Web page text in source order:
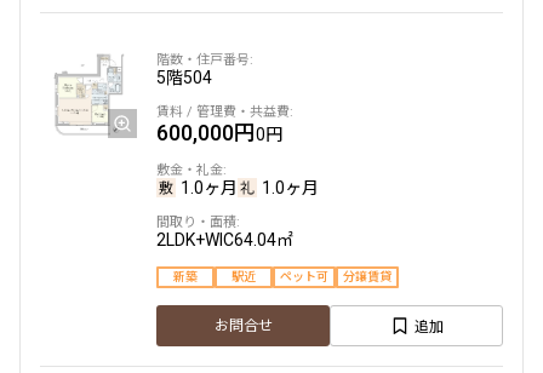
5階504
600,000円0円
1.0ヶ月 1.0ヶ月
2LDK+WIC64.04㎡
新築 駅近 ペット可 分譲賃貸
お問合せ 追加